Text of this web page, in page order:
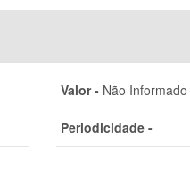
Valor -Não Informado
Periodicidade -